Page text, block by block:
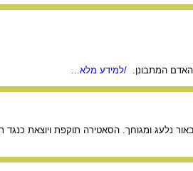
המתבונן.
/למידע מלא...
ומגוחך. הסאטירה תוקפת ויוצאת כנגד